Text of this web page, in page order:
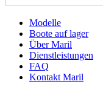
Modelle
Boote auf lager
Über Maril
Dienstleistungen
FAQ
Kontakt Maril